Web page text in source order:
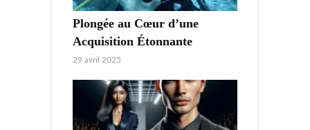
Plongée au Cœur d’une
Acquisition Étonnante
29 avril 2025